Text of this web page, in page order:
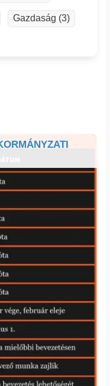
Gazdaság (3)